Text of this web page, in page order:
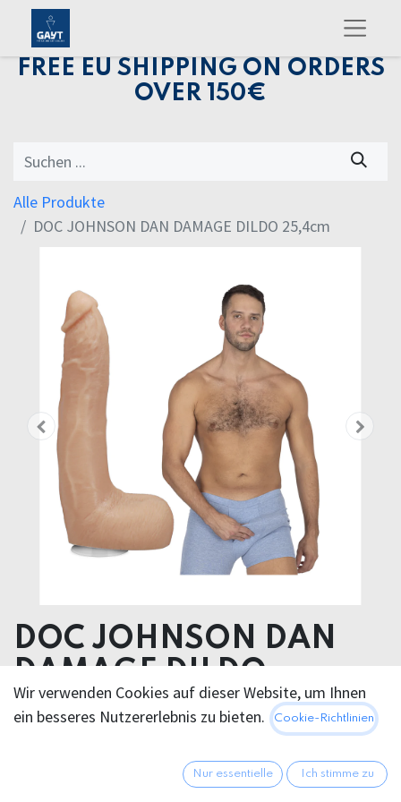
FREE EU SHIPPING ON ORDERS
OVER 150€
Alle Produkte
DOC JOHNSON DAN DAMAGE DILDO 25,4cm
DOC JOHNSON DAN
DAMAGE DILDO
25,4cm
Product weight 650.00 grams
Product diameter 5.33 cm
Wir verwenden Cookies auf dieser Website, um Ihnen
ein besseres Nutzererlebnis zu bieten.
Cookie-Richtlinien
Nur essentielle Ich stimme zu